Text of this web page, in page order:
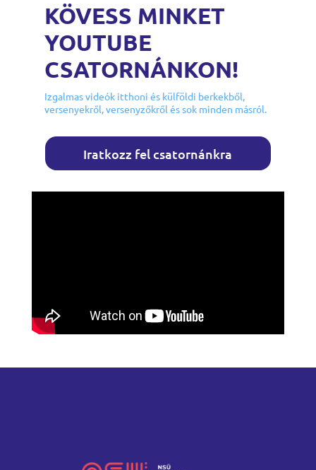
KÖVESS MINKET
YOUTUBE
CSATORNÁNKON!
Izgalmas videók itthoni és külföldi berkekből,
versenyekről, versenyzőkről és sok minden másról.
Iratkozz fel csatornánkra